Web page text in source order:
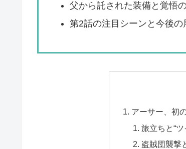
父から託された装備と覚悟
第2話の注目シーンと今後の
アーサー、初
旅立ちと“
盗賊団襲撃